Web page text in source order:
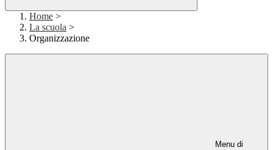
Home >
La scuola >
Organizzazione
Menu di